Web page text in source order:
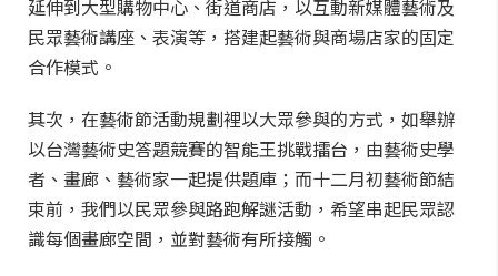
延伸到大型購物中心、街道商店，以互動新媒體藝術及
民眾藝術講座、表演等，搭建起藝術與商場店家的固定
合作模式。
其次，在藝術節活動規劃裡以大眾參與的方式，如舉辦
以台灣藝術史答題競賽的智能王挑戰擂台，由藝術史學
者、畫廊、藝術家一起提供題庫；而十二月初藝術節結
束前，我們以民眾參與路跑解謎活動，希望串起民眾認
識每個畫廊空間，並對藝術有所接觸。